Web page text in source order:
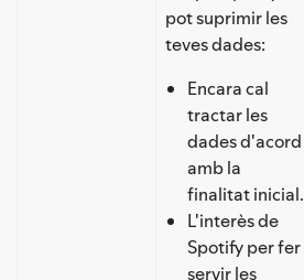
pot suprimir les
teves dades:
Encara cal
tractar les
dades d'acord
amb la
finalitat inicial.
L'interès de
Spotify per fer
servir les